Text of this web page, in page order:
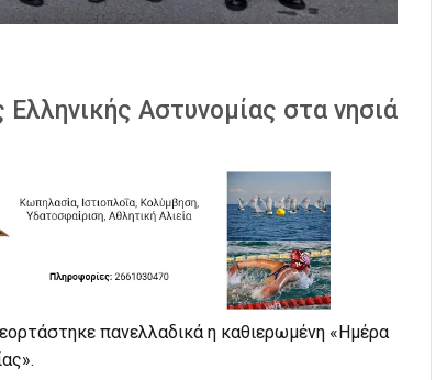
Αστυνομίας στα νησιά
πανελλαδικά η καθιερωμένη «Ημέρα